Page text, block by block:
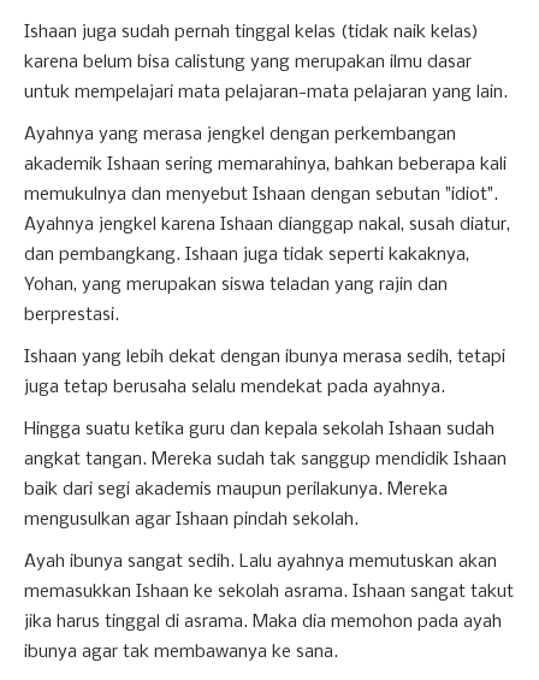
Ishaan juga sudah pernah tinggal kelas (tidak naik kelas)
karena belum bisa calistung yang merupakan ilmu dasar
untuk mempelajari mata pelajaran-mata pelajaran yang lain.
Ayahnya yang merasa jengkel dengan perkembangan
akademik Ishaan sering memarahinya, bahkan beberapa kali
memukulnya dan menyebut Ishaan dengan sebutan "idiot".
Ayahnya jengkel karena Ishaan dianggap nakal, susah diatur,
dan pembangkang. Ishaan juga tidak seperti kakaknya,
Yohan, yang merupakan siswa teladan yang rajin dan
berprestasi.
Ishaan yang lebih dekat dengan ibunya merasa sedih, tetapi
juga tetap berusaha selalu mendekat pada ayahnya.
Hingga suatu ketika guru dan kepala sekolah Ishaan sudah
angkat tangan. Mereka sudah tak sanggup mendidik Ishaan
baik dari segi akademis maupun perilakunya. Mereka
mengusulkan agar Ishaan pindah sekolah.
Ayah ibunya sangat sedih. Lalu ayahnya memutuskan akan
memasukkan Ishaan ke sekolah asrama. Ishaan sangat takut
jika harus tinggal di asrama. Maka dia memohon pada ayah
ibunya agar tak membawanya ke sana.